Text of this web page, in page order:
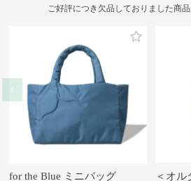
ご好評につき欠品しておりました商
for the Blue ミニバッグ
＜オル